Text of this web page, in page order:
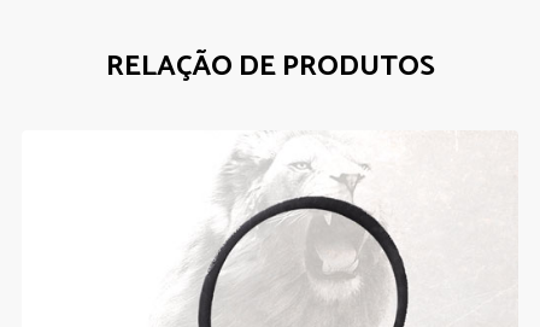
RELAÇÃO DE PRODUTOS